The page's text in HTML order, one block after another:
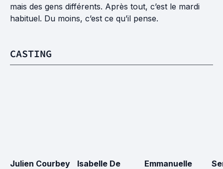
mais des gens différents. Après tout, c’est le mardi
habituel. Du moins, c’est ce qu’il pense.
CASTING
Julien Courbey
Isabelle De
Emmanuelle